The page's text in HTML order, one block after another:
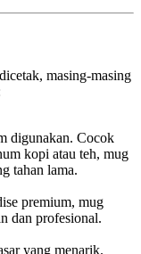
masing-masing
digunakan. Cocok
kopi atau teh, mug
tahan lama.
premium, mug
dan profesional.
yang menarik.